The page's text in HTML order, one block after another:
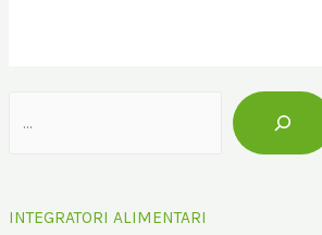
INTEGRATORI ALIMENTARI